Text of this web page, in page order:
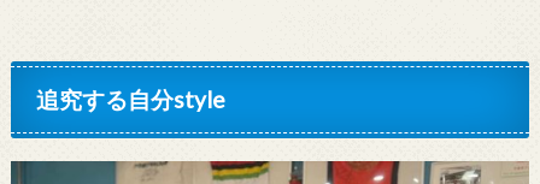
追究する自分style